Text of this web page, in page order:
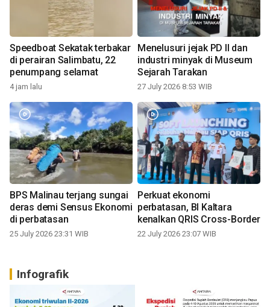
Speedboat Sekatak terbakar
di perairan Salimbatu, 22
penumpang selamat
4 jam lalu
Menelusuri jejak PD II dan
industri minyak di Museum
Sejarah Tarakan
27 July 2026 8:53 WIB
BPS Malinau terjang sungai
deras demi Sensus Ekonomi
di perbatasan
25 July 2026 23:31 WIB
Perkuat ekonomi
perbatasan, BI Kaltara
kenalkan QRIS Cross-Border
22 July 2026 23:07 WIB
Infografik